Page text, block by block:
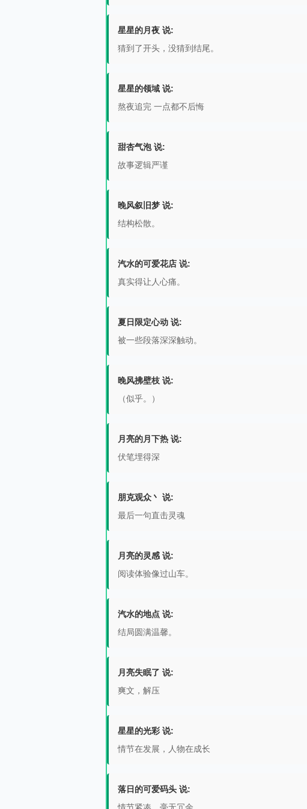
星星的月夜 说:
猜到了开头，没猜到结尾。
星星的领域 说:
熬夜追完 一点都不后悔
甜杏气泡 说:
故事逻辑严谨
晚风叙旧梦 说:
结构松散。
汽水的可爱花店 说:
真实得让人心痛。
夏日限定心动 说:
被一些段落深深触动。
晚风拂壁枝 说:
（似乎。）
月亮的月下热 说:
伏笔埋得深
朋克观众丶 说:
最后一句直击灵魂
月亮的灵感 说:
阅读体验像过山车。
汽水的地点 说:
结局圆满温馨。
月亮失眠了 说:
爽文，解压
星星的光彩 说:
情节在发展，人物在成长
落日的可爱码头 说: